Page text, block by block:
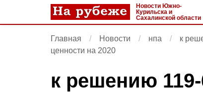
Новости Южно-
Курильска и
Сахалинской области
Главная Новости нпа
к
ценности на 2020
к решению